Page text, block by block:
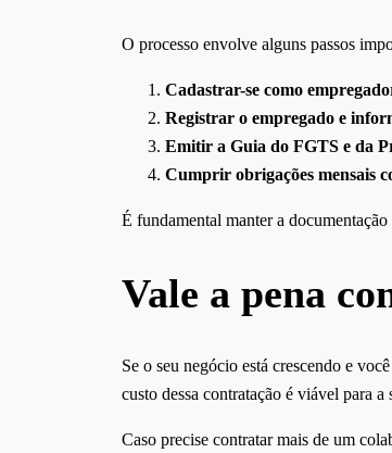
O processo envolve alguns passos
Cadastrar-se como
Registrar o empregado e
Emitir a Guia do FGTS e da
Cumprir obrigações mensais
É fundamental manter a
Vale a pena
Se o seu negócio está crescendo e
custo dessa contratação é viável para
Caso precise contratar mais de um